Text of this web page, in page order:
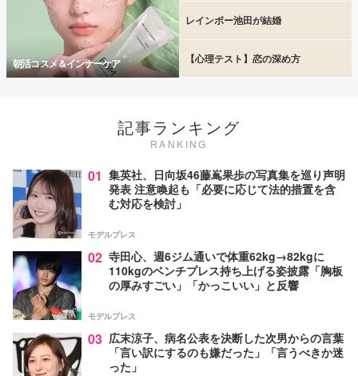
朝活コスメ＆インナーケア
レインボー池田が結婚
【心理テスト】恋の深め方
記事ランキング
RANKING
01 集英社、日向坂46藤嶌果歩の写真集を巡り声明
発表 注意喚起も「必要に応じて法的措置を含
む対応を検討」
モデルプレス
02 寺田心、週6ジム通いで体重62kg→82kgに
110kgのベンチプレス持ち上げる姿披露「胸板
の厚みすごい」「かっこいい」と反響
モデルプレス
03 広末涼子、病名公表を決断した次男からの言葉
「言い訳にするのも嫌だった」「言うべきか迷
った」